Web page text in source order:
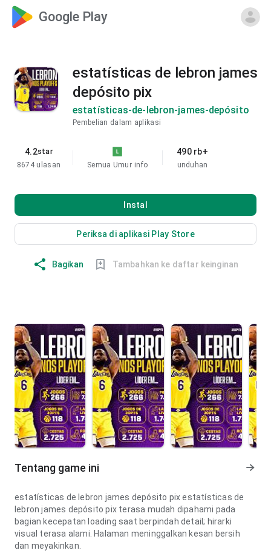
Google Play
estatísticas de lebron james
depósito pix
estatísticas-de-lebron-james-depósito
Pembelian dalam aplikasi
4.2star
8674 ulasan
Semua Umur info
490 rb+
unduhan
Instal
Periksa di aplikasi Play Store
Bagikan Tambahkan ke daftar keinginan
Tentang game ini
estatísticas de lebron james depósito pix estatísticas de
lebron james depósito pix terasa mudah dipahami pada
bagian kecepatan loading saat berpindah detail; hirarki
visual terasa alami. Halaman meninggalkan kesan bersih
dan meyakinkan.